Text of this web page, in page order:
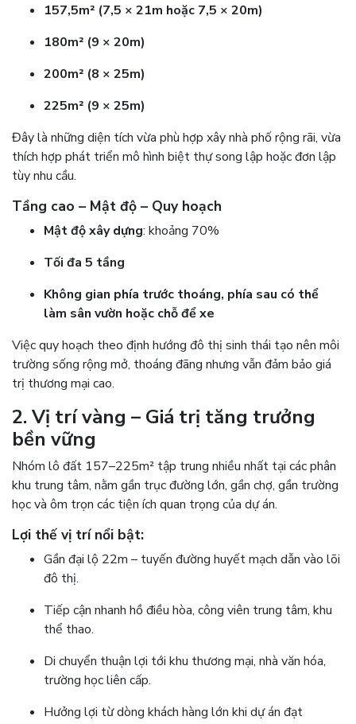
157,5m² (7,5 × 21m hoặc 7,5 × 20m)
180m² (9 × 20m)
200m² (8 × 25m)
225m² (9 × 25m)
Đây là những diện tích vừa phù hợp xây nhà phố rộng rãi, vừa
thích hợp phát triển mô hình biệt thự song lập hoặc đơn lập
tùy nhu cầu.
Tầng cao – Mật độ – Quy hoạch
Mật độ xây dựng: khoảng 70%
Tối đa 5 tầng
Không gian phía trước thoáng, phía sau có thể
làm sân vườn hoặc chỗ để xe
Việc quy hoạch theo định hướng đô thị sinh thái tạo nên môi
trường sống rộng mở, thoáng đãng nhưng vẫn đảm bảo giá
trị thương mại cao.
2. Vị trí vàng – Giá trị tăng trưởng
bền vững
Nhóm lô đất 157–225m² tập trung nhiều nhất tại các phân
khu trung tâm, nằm gần trục đường lớn, gần chợ, gần trường
học và ôm trọn các tiện ích quan trọng của dự án.
Lợi thế vị trí nổi bật:
Gần đại lộ 22m – tuyến đường huyết mạch dẫn vào lõi
đô thị.
Tiếp cận nhanh hồ điều hòa, công viên trung tâm, khu
thể thao.
Di chuyển thuận lợi tới khu thương mại, nhà văn hóa,
trường học liên cấp.
Hưởng lợi từ dòng khách hàng lớn khi dự án đạt